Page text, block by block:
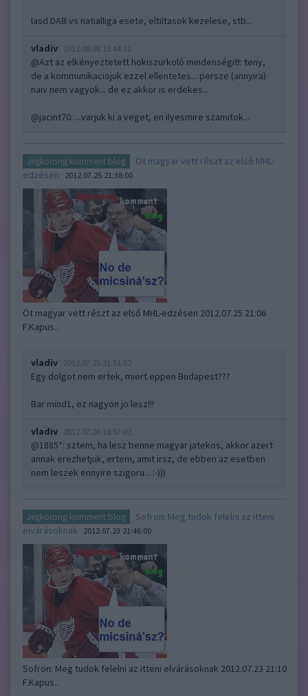
lasd DAB vs natialliga esete, eltiltasok kezelese, stb...
vladiv 2012.08.08 11:44:31
@Azt az elkényeztetett hokiszurkoló mindenségit!: teny,
de a kommunikaciojuk ezzel ellentetes... persze (annyira)
naiv nem vagyok... de ez akkor is erdekes...
@jacint70: ...varjuk ki a veget, en ilyesmire szamitok...
Jégkorong komment blog
Öt magyar vett részt az első MHL-
edzésen
2012.07.25 21:38:00
Öt magyar vett részt az első MHL-edzésen 2012.07.25 21:06
F.Kapus..
vladiv 2012.07.25 21:51:52
Egy dolgot nem ertek, miert eppen Budapest???
Bar mind1, ez nagyon jo lesz!!!
vladiv 2012.07.26 10:57:02
@1885*: sztem, ha lesz benne magyar jatekos, akkor azert
annak erezhetjuk, ertem, amit irsz, de ebben az esetben
nem leszek ennyire szigoru... :-)))
Jégkorong komment blog
Sofron: Meg tudok felelni az itteni
elvárásoknak
2012.07.23 21:46:00
Sofron: Meg tudok felelni az itteni elvárásoknak 2012.07.23 21:10
F.Kapus..